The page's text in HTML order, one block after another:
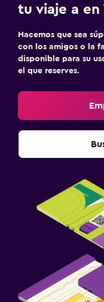
tu viaje a en
Hacemos que sea
con los amigos o la
disponible para su
el que reserves.